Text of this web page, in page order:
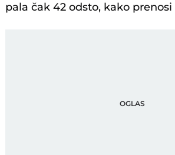
pala čak 42 odsto, kako prenosi